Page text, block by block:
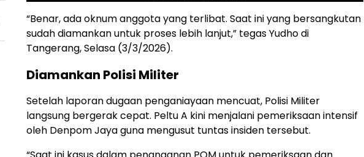
“Benar, ada oknum anggota yang terlibat. Saat ini yang bersangkutan
sudah diamankan untuk proses lebih lanjut,” tegas Yudho di
Tangerang, Selasa (3/3/2026).
Diamankan Polisi Militer
Setelah laporan dugaan penganiayaan mencuat, Polisi Militer
langsung bergerak cepat. Peltu A kini menjalani pemeriksaan intensif
oleh Denpom Jaya guna mengusut tuntas insiden tersebut.